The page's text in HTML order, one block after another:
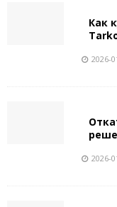
Как
2026-
2026-